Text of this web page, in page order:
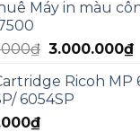
là:
Máy in màu
₫ Giá
là:
5.000.000₫.
3.000.000₫
Ricoh MP
6054SP
₫